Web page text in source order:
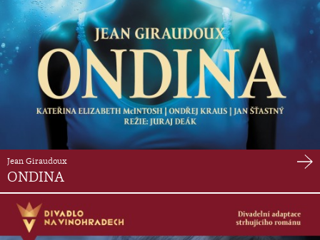
Jean Giraudoux
ONDINA